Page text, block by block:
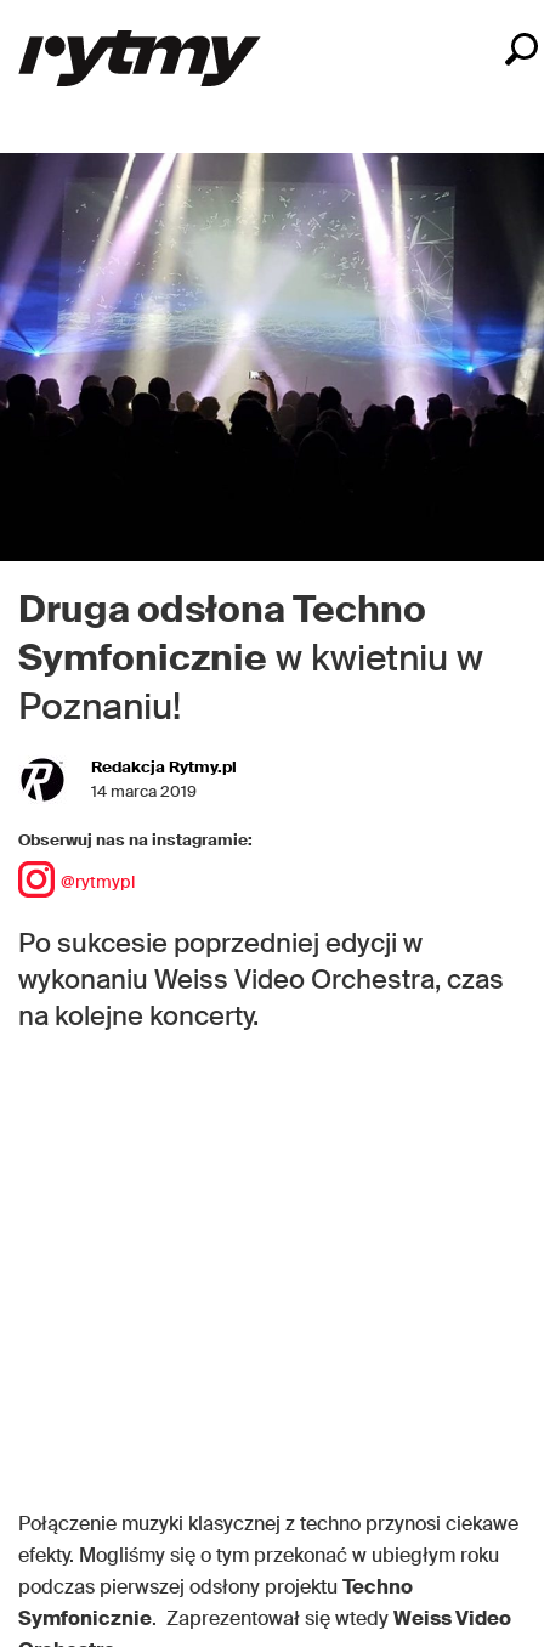
Druga odsłona Techno
Symfonicznie w kwietniu w
Poznaniu!
Redakcja Rytmy.pl
14 marca 2019
Obserwuj nas na instagramie:
@rytmypl
Po sukcesie poprzedniej edycji w
wykonaniu Weiss Video Orchestra, czas
na kolejne koncerty.
Połączenie muzyki klasycznej z techno przynosi ciekawe
efekty. Mogliśmy się o tym przekonać w ubiegłym roku
podczas pierwszej odsłony projektu Techno
Symfonicznie. Zaprezentował się wtedyWeiss Video